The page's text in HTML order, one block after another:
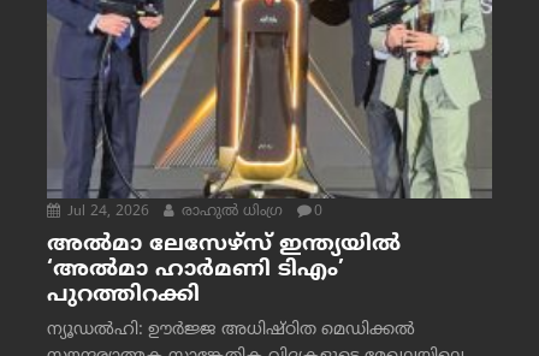
Jul 24, 2026 രാഹുല്‍ ധിംഗ്ര 0
അൽമാ ലേസേഴ്സ് ഇന്ത്യയിൽ
‘അൽമാ ഹാർമണി ടിഎം’
പുറത്തിറക്കി
ന്യൂഡൽഹി: ഊർജ്ജ അധിഷ്ഠിത മെഡിക്കൽ